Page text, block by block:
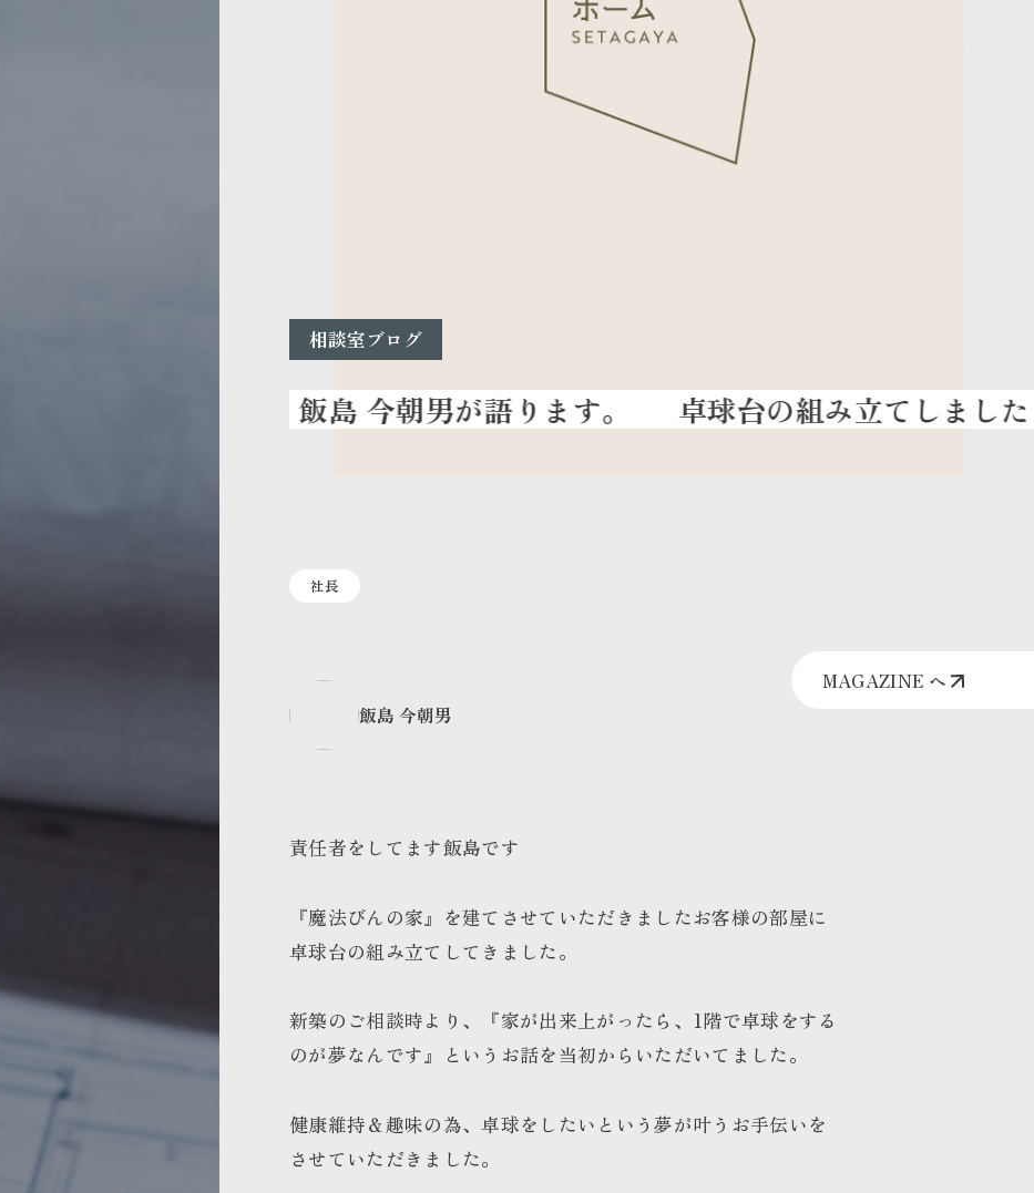
相談室ブログ
卓球台の組み立てしました｜ 飯
社長
MAGAZINE へ
飯島 今朝男
責任者をしてます飯島です
『魔法びんの家』を建てさせていただきましたお客様の部屋に
卓球台の組み立てしてきました。
新築のご相談時より、『家が出来上がったら、1階で卓球をする
のが夢なんです』というお話を当初からいただいてました。
健康維持＆趣味の為、卓球をしたいという夢が叶うお手伝いを
させていただきました。